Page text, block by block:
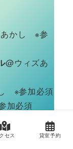
あかし ※参
@ウィズあ
※参加必須
加必須
セス 貸室予約